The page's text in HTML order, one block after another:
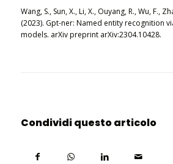
Wang, S., Sun, X., Li, X., Ouyang, R., Wu, F.,
(2023). Gpt-ner: Named entity recognition
models. arXiv preprint arXiv:2304.10428.
Condividi questo articolo